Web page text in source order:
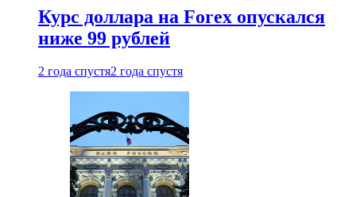
Курс доллара на Forex опускался
ниже 99 рублей
2 года спустя2 года спустя